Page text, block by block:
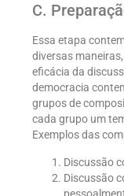
C.
Essa etapa
diversas
eficácia da
democracia
grupos de
cada grupo um
Exemplos das
Discussão
Discussão